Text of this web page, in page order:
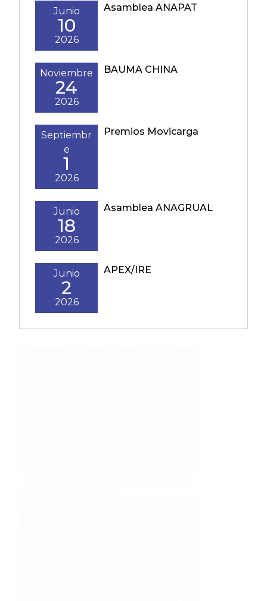
Junio
10
2026
Asamblea ANAPAT
Noviembre
24
2026
BAUMA CHINA
Septiembr
e
1
2026
Premios Movicarga
Junio
18
2026
Asamblea ANAGRUAL
Junio
2
2026
APEX/IRE